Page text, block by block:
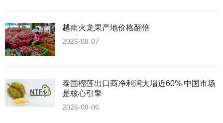
越南火龙果产地价格翻倍
2026-08-07
泰国榴莲出口商净利润大增近60% 中国市场
是核心引擎
2026-08-06